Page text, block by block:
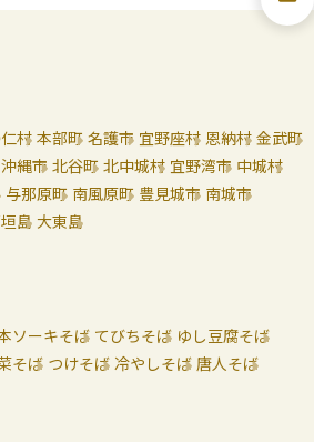
村 本部町 名護市 宜野座村 恩納村 金武町
沖縄市 北谷町 北中城村 宜野湾市 中城村
与那原町 南風原町 豊見城市 南城市
島 大東島
ソーキそば てびちそば ゆし豆腐そば
そば つけそば 冷やしそば 唐人そば